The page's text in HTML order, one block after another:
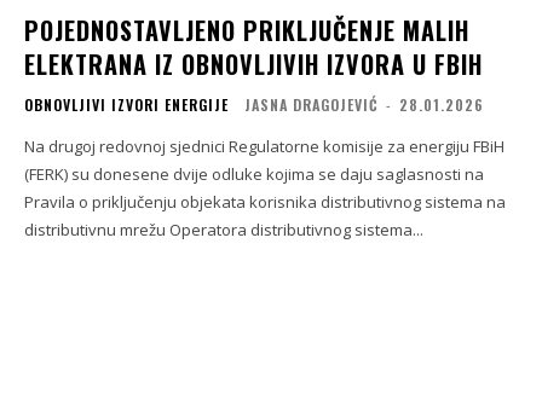
POJEDNOSTAVLJENO PRIKLJUČENJE MALIH
ELEKTRANA IZ OBNOVLJIVIH IZVORA U FBIH
OBNOVLJIVI IZVORI ENERGIJE JASNA DRAGOJEVIĆ - 28.01.2026
Na drugoj redovnoj sjednici Regulatorne komisije za energiju FBiH
(FERK) su donesene dvije odluke kojima se daju saglasnosti na
Pravila o priključenju objekata korisnika distributivnog sistema na
distributivnu mrežu Operatora distributivnog sistema...